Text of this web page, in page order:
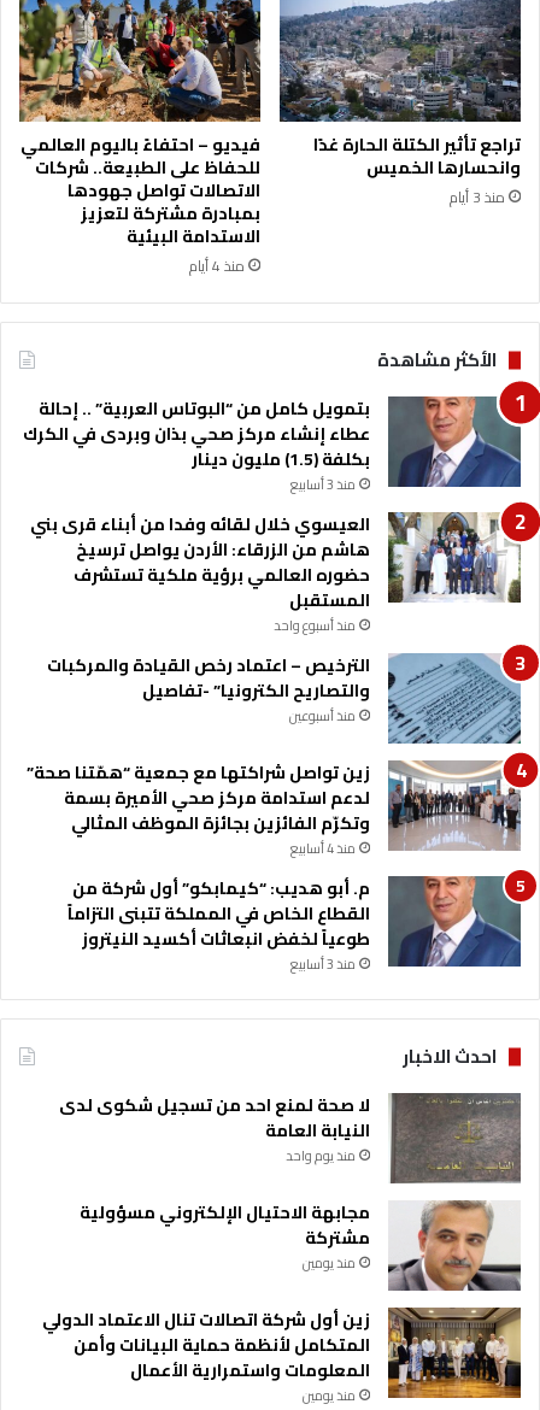
ه
ت
ه
ن
ئ
ا
ل
د
ك
ع
ا
ء
ل
ع
م
ر
ي
ب
ح
و
ل
ه
ع
ل
ى
ا
ل
د
ك
ت
ر
ا
ه
ف
ي
إ
د
ا
ر
ة
ا
ع
م
ا
تراجع تأثير الكتلة الحارة غدًا
وانحسارها الخميس
منذ 3 أيام
فيديو – احتفاءً باليوم العالمي
للحفاظ على الطبيعة.. شركات
الاتصالات تواصل جهودها
بمبادرة مشتركة لتعزيز
الاستدامة البيئية
منذ 4 أيام
الأكثر مشاهدة
بتمويل كامل من “البوتاس العربية” .. إحالة
عطاء إنشاء مركز صحي بذان وبردى في الكرك
بكلفة (1.5) مليون دينار
منذ 3 أسابيع
العيسوي خلال لقائه وفدا من أبناء قرى بني
هاشم من الزرقاء: الأردن يواصل ترسيخ
حضوره العالمي برؤية ملكية تستشرف
المستقبل
منذ أسبوع واحد
الترخيص – اعتماد رخص القيادة والمركبات
والتصاريح الكترونيا” -تفاصيل
منذ أسبوعين
زين تواصل شراكتها مع جمعية “همّتنا صحة”
لدعم استدامة مركز صحي الأميرة بسمة
وتكرّم الفائزين بجائزة الموظف المثالي
منذ 4 أسابيع
م. أبو هديب: “كيمابكو” أول شركة من
القطاع الخاص في المملكة تتبنى التزاماً
طوعياً لخفض انبعاثات أكسيد النيتروز
منذ 3 أسابيع
احدث الاخبار
لا صحة لمنع احد من تسجيل شكوى لدى
النيابة العامة
منذ يوم واحد
مجابهة الاحتيال الإلكتروني مسؤولية
مشتركة
منذ يومين
زين أول شركة اتصالات تنال الاعتماد الدولي
المتكامل لأنظمة حماية البيانات وأمن
المعلومات واستمرارية الأعمال
منذ يومين